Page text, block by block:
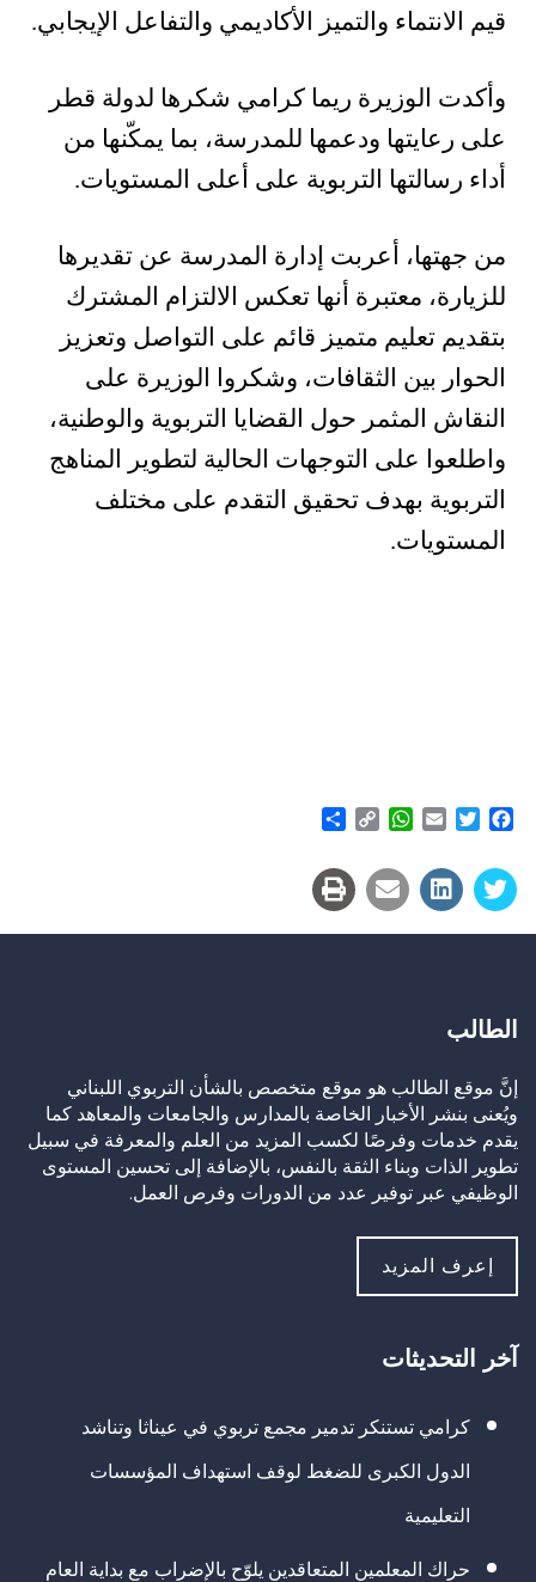
قيم الانتماء والتميز الأكاديمي والتفاعل الإيجابي.
وأكدت الوزيرة ريما كرامي شكرها لدولة قطر
على رعايتها ودعمها للمدرسة، بما يمكّنها من
أداء رسالتها التربوية على أعلى المستويات.
من جهتها، أعربت إدارة المدرسة عن تقديرها
للزيارة، معتبرة أنها تعكس الالتزام المشترك
بتقديم تعليم متميز قائم على التواصل وتعزيز
الحوار بين الثقافات، وشكروا الوزيرة على
النقاش المثمر حول القضايا التربوية والوطنية،
واطلعوا على التوجهات الحالية لتطوير المناهج
التربوية بهدف تحقيق التقدم على مختلف
المستويات.
Facebook
Twitter
Email
WhatsApp
Copy
الطالب
إنَّ موقع الطالب هو موقع متخصص بالشأن التربوي اللبناني
ويُعنى بنشر الأخبار الخاصة بالمدارس والجامعات والمعاهد كما
يقدم خدمات وفرصًا لكسب المزيد من العلم والمعرفة في سبيل
تطوير الذات وبناء الثقة بالنفس، بالإضافة إلى تحسين المستوى
الوظيفي عبر توفير عدد من الدورات وفرص العمل.
إعرف المزيد
آخر التحديثات
كرامي تستنكر تدمير مجمع تربوي في عيناثا وتناشد
الدول الكبرى للضغط لوقف استهداف المؤسسات
التعليمية
حراك المعلمين المتعاقدين يلوّح بالإضراب مع بداية العام